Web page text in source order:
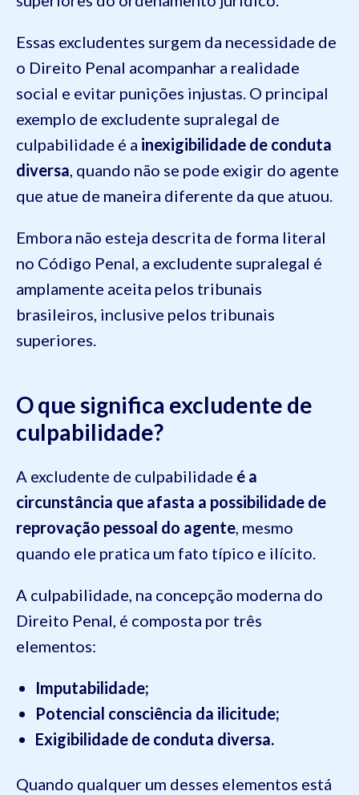
Essas excludentes surgem da necessidade de
o Direito Penal acompanhar a realidade
social e evitar punições injustas. O principal
exemplo de excludente supralegal de
culpabilidade é a inexigibilidade de conduta
diversa, quando não se pode exigir do agente
que atue de maneira diferente da que atuou.
Embora não esteja descrita de forma literal
no Código Penal, a excludente supralegal é
amplamente aceita pelos tribunais
brasileiros, inclusive pelos tribunais
superiores.
O que significa excludente de
culpabilidade?
A excludente de culpabilidade é a
circunstância que afasta a possibilidade de
reprovação pessoal do agente, mesmo
quando ele pratica um fato típico e ilícito.
A culpabilidade, na concepção moderna do
Direito Penal, é composta por três
elementos:
Imputabilidade;
Potencial consciência da ilicitude;
Exigibilidade de conduta diversa.
Quando qualquer um desses elementos está